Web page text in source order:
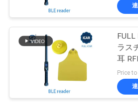
FULL
ラス
耳
Price